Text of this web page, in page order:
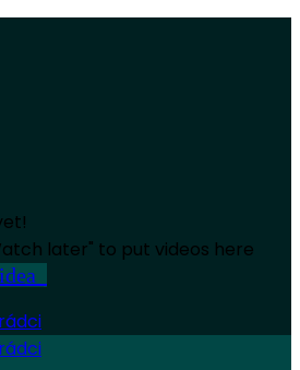
later" to put videos here